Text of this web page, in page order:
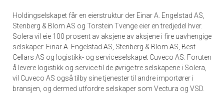
Holdingselskapet får en eierstruktur der Einar A. Engelstad AS,
Stenberg & Blom AS og Torstein Tvenge eier en tredjedel hver.
Solera vil eie 100 prosent av aksjene av aksjene i fire uavhengige
selskaper: Einar A. Engelstad AS, Stenberg & Blom AS, Best
Cellars AS og logistikk- og serviceselskapet Cuveco AS. Foruten
å levere logistikk og service til de øvrige tre selskapene i Solera,
vil Cuveco AS også tilby sine tjenester til andre importører i
bransjen, og dermed utfordre selskaper som Vectura og VSD.